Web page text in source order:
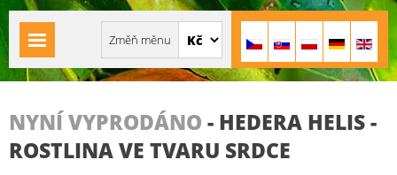
NYNÍ VYPRODÁNO - HEDERA HELIS -
ROSTLINA VE TVARU SRDCE